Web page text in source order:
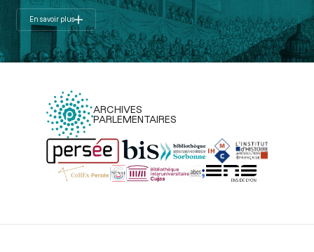
En savoir plus
ARCHIVES
PARLEMENTAIRES
Menu